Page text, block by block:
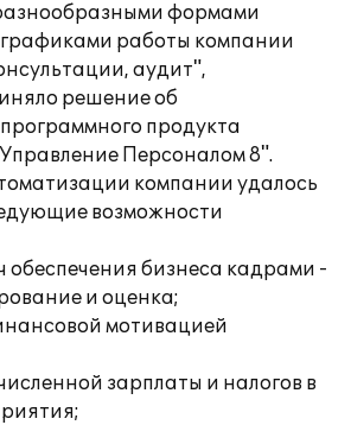
формами
работы компании
аудит",
решение об
продукта
Персоналом 8".
компании удалось
возможности
обеспечения бизнеса кадрами -
и оценка;
мотивацией
зарплаты и налогов в